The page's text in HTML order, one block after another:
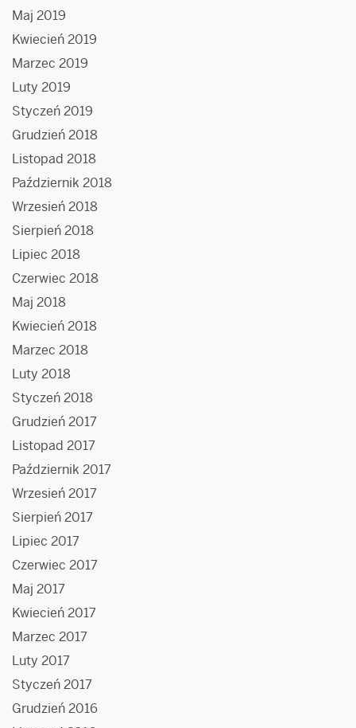
Maj 2019
Kwiecień 2019
Marzec 2019
Luty 2019
Styczeń 2019
Grudzień 2018
Listopad 2018
Październik 2018
Wrzesień 2018
Sierpień 2018
Lipiec 2018
Czerwiec 2018
Maj 2018
Kwiecień 2018
Marzec 2018
Luty 2018
Styczeń 2018
Grudzień 2017
Listopad 2017
Październik 2017
Wrzesień 2017
Sierpień 2017
Lipiec 2017
Czerwiec 2017
Maj 2017
Kwiecień 2017
Marzec 2017
Luty 2017
Styczeń 2017
Grudzień 2016